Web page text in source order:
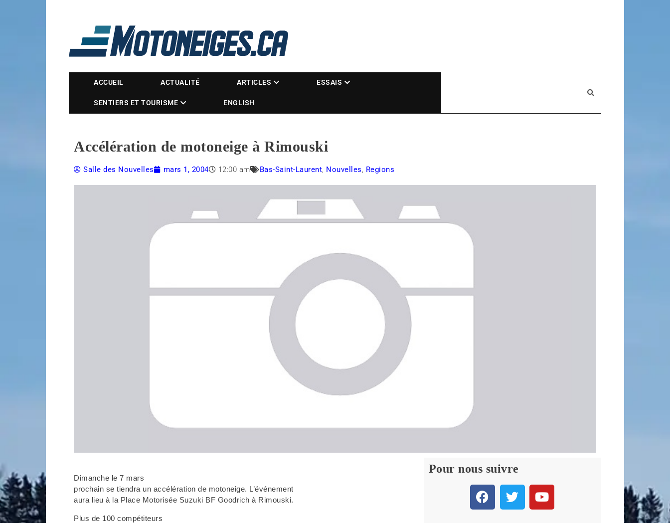
Magazine Motoneiges.ca
ACCUEIL ACTUALITÉ ARTICLES ESSAIS
SENTIERS ET TOURISME ENGLISH
Accélération de motoneige à Rimouski
Salle des Nouvelles mars 1, 2004 12:00 am Bas-Saint-Laurent, Nouvelles, Regions
Dimanche le 7 mars
prochain se tiendra un accélération de motoneige. L’événement
aura lieu à la Place Motorisée Suzuki BF Goodrich à Rimouski.
Plus de 100 compétiteurs
Pour nous suivre